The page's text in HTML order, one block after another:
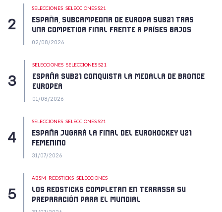
SELECCIONES SELECCIONES S21
ESPAÑA, SUBCAMPEONA DE EUROPA SUB21 TRAS
UNA COMPETIDA FINAL FRENTE A PAÍSES BAJOS
02/08/2026
SELECCIONES SELECCIONES S21
ESPAÑA SUB21 CONQUISTA LA MEDALLA DE BRONCE
EUROPEA
01/08/2026
SELECCIONES SELECCIONES S21
ESPAÑA JUGARÁ LA FINAL DEL EUROHOCKEY U21
FEMENINO
31/07/2026
ABSM REDSTICKS SELECCIONES
LOS REDSTICKS COMPLETAN EN TERRASSA SU
PREPARACIÓN PARA EL MUNDIAL